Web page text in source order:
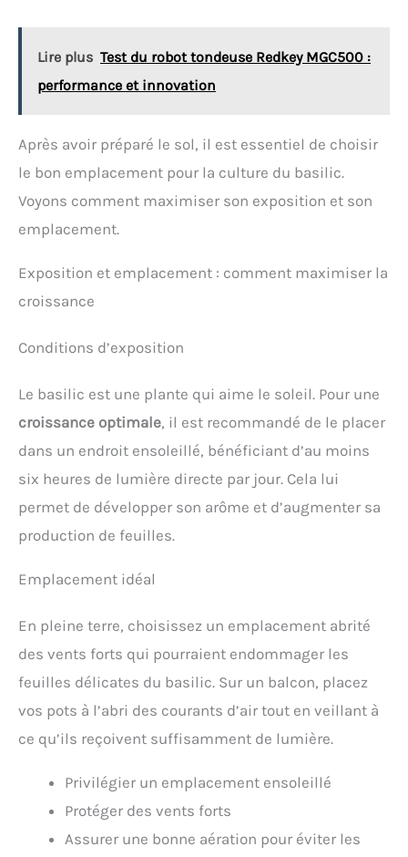
Lire plus Test du robot tondeuse Redkey MGC500 :
performance et innovation
Après avoir préparé le sol, il est essentiel de choisir
le bon emplacement pour la culture du basilic.
Voyons comment maximiser son exposition et son
emplacement.
Exposition et emplacement : comment maximiser la
croissance
Conditions d’exposition
Le basilic est une plante qui aime le soleil. Pour une
croissance optimale, il est recommandé de le placer
dans un endroit ensoleillé, bénéficiant d’au moins
six heures de lumière directe par jour. Cela lui
permet de développer son arôme et d’augmenter sa
production de feuilles.
Emplacement idéal
En pleine terre, choisissez un emplacement abrité
des vents forts qui pourraient endommager les
feuilles délicates du basilic. Sur un balcon, placez
vos pots à l’abri des courants d’air tout en veillant à
ce qu’ils reçoivent suffisamment de lumière.
Privilégier un emplacement ensoleillé
Protéger des vents forts
Assurer une bonne aération pour éviter les